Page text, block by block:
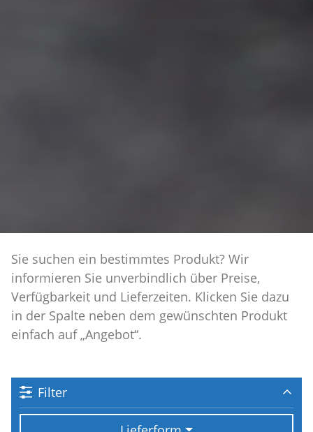
Sie suchen ein bestimmtes Produkt? Wir
informieren Sie unverbindlich über Preise,
Verfügbarkeit und Lieferzeiten. Klicken Sie dazu
in der Spalte neben dem gewünschten Produkt
einfach auf „Angebot“.
Filter